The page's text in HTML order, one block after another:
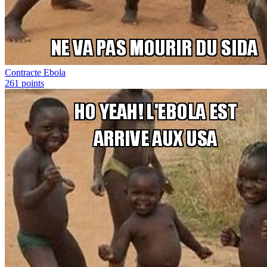
Contracte Ebola
261 points